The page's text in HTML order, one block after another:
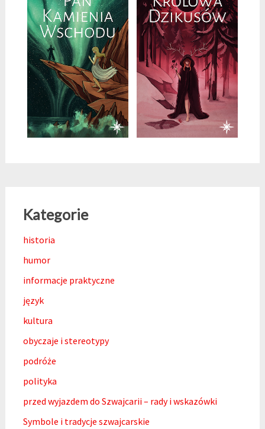
Kategorie
historia
humor
informacje praktyczne
język
kultura
obyczaje i stereotypy
podróże
polityka
przed wyjazdem do Szwajcarii – rady i wskazówki
Symbole i tradycje szwajcarskie